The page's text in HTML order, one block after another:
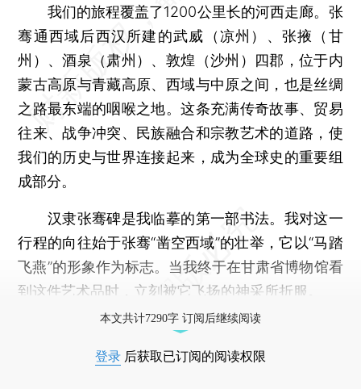
我们的旅程覆盖了1200公里长的河西走廊。张
骞通西域后西汉所建的武威（凉州）、张掖（甘
州）、酒泉（肃州）、敦煌（沙州）四郡，位于内
蒙古高原与青藏高原、西域与中原之间，也是丝绸
之路最东端的咽喉之地。这条充满传奇故事、贸易
往来、战争冲突、民族融合和宗教艺术的道路，使
我们的历史与世界连接起来，成为全球史的重要组
成部分。
汉隶张骞碑是我临摹的第一部书法。我对这一
行程的向往始于张骞“凿空西域”的壮举，它以“马踏
飞燕”的形象作为标志。当我终于在甘肃省博物馆看
到这件艺术品时，立刻被它飞扬的神采所折服。
本文共计7290字 订阅后继续阅读
登录 后获取已订阅的阅读权限